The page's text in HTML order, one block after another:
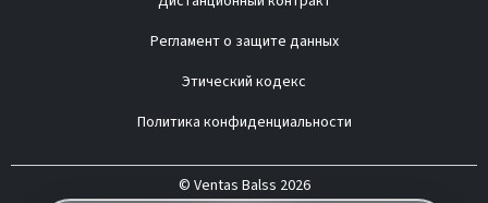
Регламент о защите данных
Этический кодекс
Политика конфиденциальности
© Ventas Balss 2026